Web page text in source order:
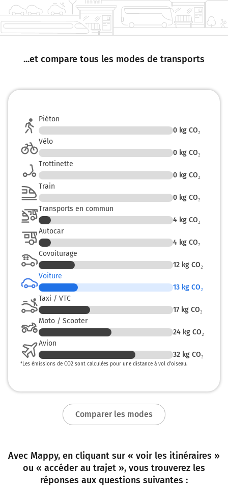
Prendre à gauche et rejoindre la voie. Continuer sur
2a
149 km
Au rond-point, prendre la 2ème sortie sur Boulevard du
Docteur Calmette et continuer sur 220 mètres
150 km
Continuer Boulevard Louis XIV sur 450 mètres
150 km
Continuer Boulevard de la Liberté sur 550 mètres
151 km
1h31
59000-59800
...et compare tous les modes de transports
Piéton
0 kg CO₂
Vélo
0 kg CO₂
Trottinette
0 kg CO₂
Train
0 kg CO₂
Transports en commun
4 kg CO₂
Autocar
4 kg CO₂
Covoiturage
12 kg CO₂
Voiture
13 kg CO₂
Taxi / VTC
17 kg CO₂
Moto / Scooter
24 kg CO₂
Avion
32 kg CO₂
*Les émissions de CO2 sont calculées pour une distance à vol d’oiseau.
Comparer les modes
Avec Mappy, en cliquant sur « voir les itinéraires »
ou « accéder au trajet », vous trouverez les
réponses aux questions suivantes :